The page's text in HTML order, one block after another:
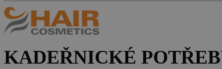
KADEŘNICKÉ